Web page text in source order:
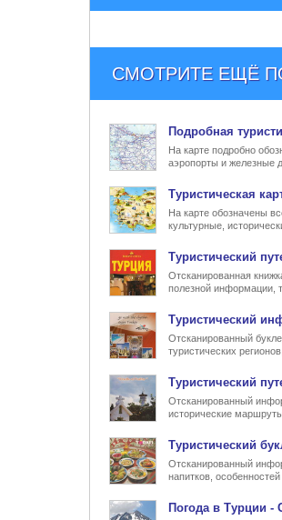
СМОТРИТЕ ЕЩЁ
Подробная
На карте подробно
аэропорты и железные
Туристическая
На карте обозначены
культурные,
Туристический
Отсканированная
полезной информации,
Туристический
Отсканированный
туристических
Туристический
Отсканированный
исторические
Туристический
Отсканированный
напитков,
Погода в Турции -